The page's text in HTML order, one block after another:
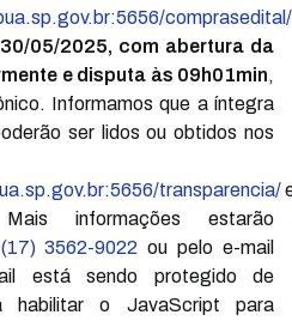
comprasedital/
05/2025, com abertura da
e disputa às 09h01min,
Informamos que a íntegra
ser lidos ou obtidos nos
transparencia/
informações estarão
(17) 3562-9022 ou pelo e-mail
está sendo protegido de
habilitar o JavaScript para